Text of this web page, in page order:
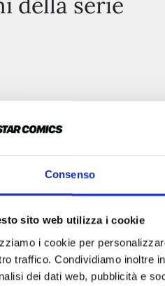
Consenso
sito web utilizza i cookie
i cookie per
traffico. Condividiamo inoltre
dei dati web, pubblicità e